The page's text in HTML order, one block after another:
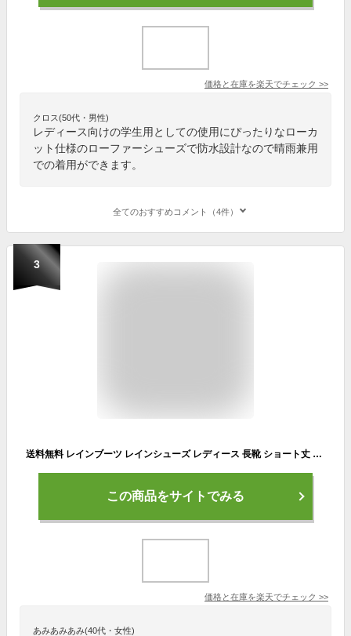
価格と在庫を楽天でチェック >>
クロス(50代・男性)
レディース向けの学生用としての使用にぴったりなローカ
ット仕様のローファーシューズで防水設計なので晴雨兼用
での着用ができます。
全てのおすすめコメント（4件）
3
送料無料 レインブーツ レインシューズ レディース 長靴 ショート丈 シンプル 無地 黒 ブラック 定番 雨靴 防水 おしゃれ カジュアル かわいい 通勤 通学 女性 女子
この商品をサイトでみる
価格と在庫を楽天でチェック >>
あみあみあみ(40代・女性)